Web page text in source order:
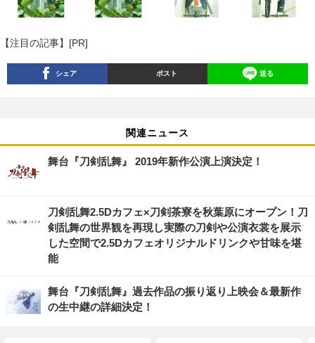
【注目の記事】[PR]
シェア ポスト 送る
関連ニュース
舞台『刀剣乱舞』 2019年新作公演上演決定！
刀剣乱舞2.5Dカフェ×刀剣茶寮を秋葉原にオープン！刀
剣乱舞の世界観を再現し実際の刀剣や公演衣裳を展示
した空間で2.5Dカフェオリジナルドリンクや甘味を堪
能
舞台『刀剣乱舞』過去作品の振り返り上映会＆最新作
の生中継の詳細決定！